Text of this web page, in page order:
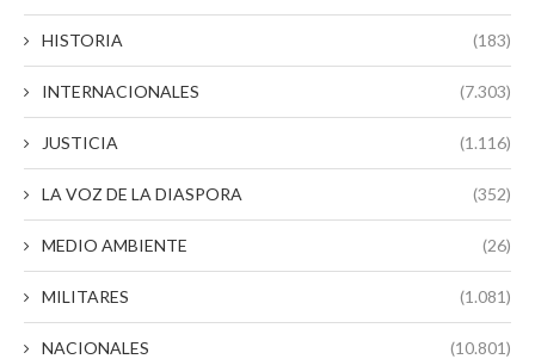
HISTORIA (183)
INTERNACIONALES (7.303)
JUSTICIA (1.116)
LA VOZ DE LA DIASPORA (352)
MEDIO AMBIENTE (26)
MILITARES (1.081)
NACIONALES (10.801)